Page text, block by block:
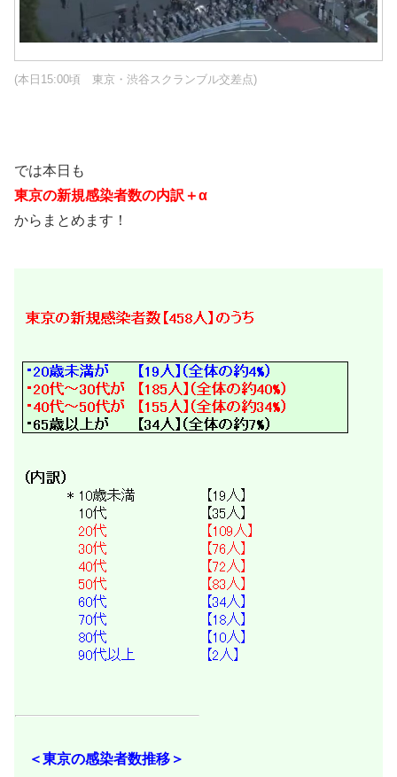
(本日15:00頃 東京・渋谷スクランブル交差点)
では本日も
東京の新規感染者数の内訳＋α
からまとめます！
＜東京の感染者数推移＞